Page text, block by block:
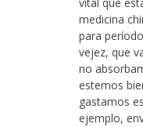
medicina
para
vejez, que
no
estemos
gastamos
ejemplo,